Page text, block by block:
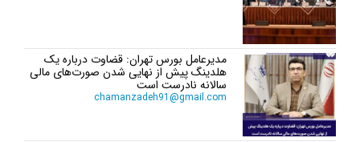
مدیرعامل بورس تهران: قضاوت درباره یک
هلدینگ پیش از نهایی شدن صورت‌های مالی
سالانه نادرست است
chamanzadeh91@gmail.com